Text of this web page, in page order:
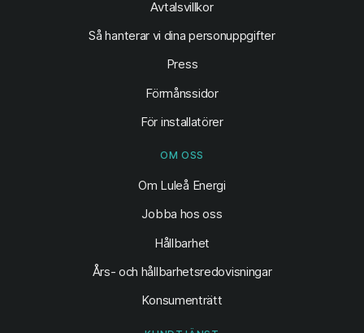
Avtalsvillkor
Så hanterar vi dina personuppgifter
Press
Förmånssidor
För installatörer
OM OSS
Om Luleå Energi
Jobba hos oss
Hållbarhet
Års- och hållbarhetsredovisningar
Konsumenträtt